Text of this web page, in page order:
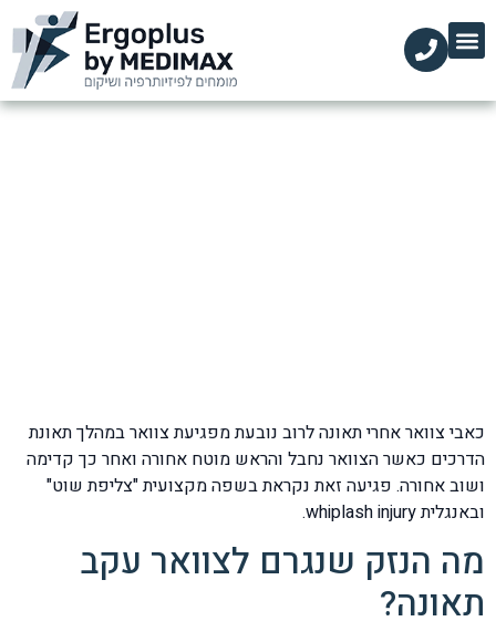
כאבי צוואר אחרי תאונה לרוב נובעת מפגיעת צוואר במהלך תאונת
הדרכים כאשר הצוואר נחבל והראש מוטח אחורה ואחר כך קדימה
ושוב אחורה. פגיעה זאת נקראת בשפה מקצועית "צליפת שוט"
ובאנגלית whiplash injury.
מה הנזק שנגרם לצוואר עקב
תאונה?